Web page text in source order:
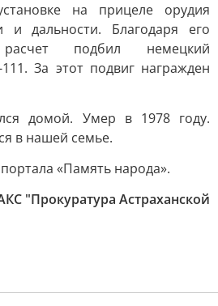
на прицеле орудия
и дальности. Благодаря его
подбил немецкий
За этот подвиг награжден
домой. Умер в 1978 году.
в нашей семье.
«Память народа».
"Прокуратура Астраханской